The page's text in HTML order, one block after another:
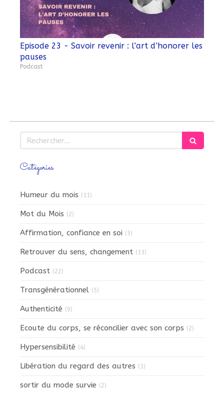
Episode 23 - Savoir revenir : l’art d’honorer les
pauses
Podcast
Rechercher
Catégories
Humeur du mois (11)
Mot du Mois (2)
Affirmation, confiance en soi (5)
Retrouver du sens, changement (13)
Podcast (22)
Transgénérationnel (5)
Authenticité (9)
Ecoute du corps, se réconcilier avec son corps (2)
Hypersensibilité (4)
Libération du regard des autres (1)
sortir du mode survie (2)